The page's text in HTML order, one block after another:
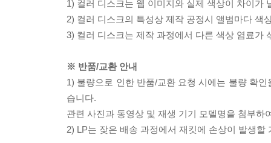
1) 컬러 디스크는 웹 이미지와 실제 색상이 차이가
2) 컬러 디스크의 특성상 제작 공정시 앨범마다 색
3) 컬러 디스크는 제작 과정에서 다른 색상 염료가
※ 반품/교환 안내
1) 불량으로 인한 반품/교환 요청 시에는 불량 확
습니다.
관련 사진과 동영상 및 재생 기기 모델명을 첨부하
2) LP는 잦은 배송 과정에서 재킷에 손상이 발생